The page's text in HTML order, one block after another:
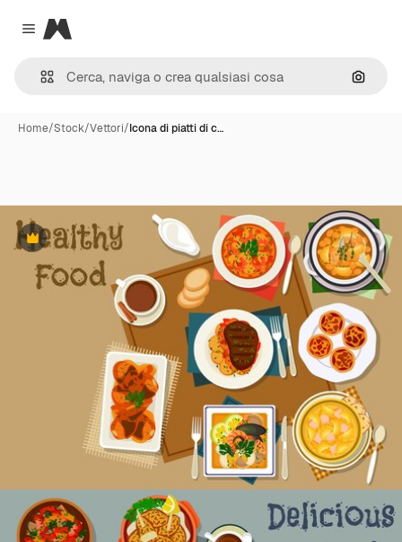
Close menu
Magnific
Cerca
Home/Stock/Vettori/Icona di piatti di c…
Premium